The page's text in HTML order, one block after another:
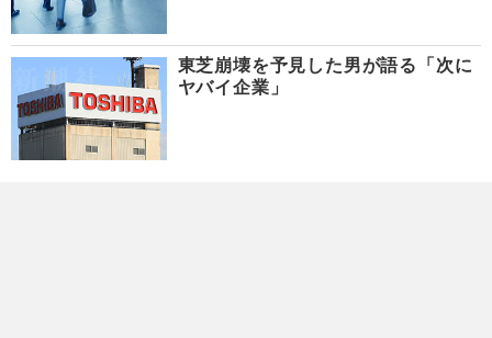
東芝崩壊を予見した男が語る「次に
ヤバイ企業」